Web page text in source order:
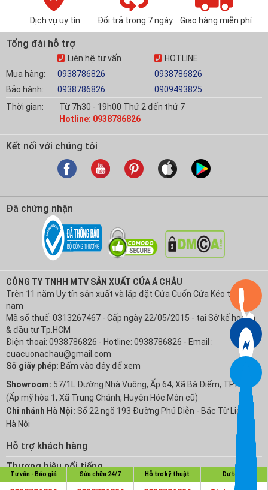
Dịch vụ uy tín Đổi trả trong 7 ngày Giao hàng miễn phí
Tổng đài hỗ trợ
Mua hàng:
Bảo hành:
Liên hệ tư vấn
0938786826
0938786826
HOTLINE
0938786826
0909493825
Thời gian:
Từ 7h30 - 19h00 Thứ 2 đến thứ 7
Hotline: 0938786826
Kết nối với chúng tôi
Đã chứng nhận
CÔNG TY TNHH MTV SẢN XUẤT CỬA Á CHÂU
Trên 11 năm Uy tín sản xuất và lắp đặt Cửa Cuốn Cửa Kéo tại Việt
nam
Mã số thuế: 0313267467 - Cấp ngày 22/05/2015 - tại Sở kế hoạch
& đầu tư Tp.HCM
Điện thoại: 0938786826 - Hotline: 0938786826 - Email :
cuacuonachau@gmail.com
Số giấy phép: Bấm vào đây để xem
Showroom: 57/1L Đường Nhà Vuông, Ấp 64, Xã Bà Điểm, TP.HCM
(Ấp mỹ hòa 1, Xã Trung Chánh, Huyện Hóc Môn cũ)
Chi nhánh Hà Nội: Số 22 ngõ 193 Đường Phú Diễn - Bắc Từ Liêm -
Hà Nội
Hỗ trợ khách hàng
Chính sách Bảo hành
Chính sách bảo mật thông tin
Thương hiệu nổi tiếng
Cửa Cuốn Austdoor
Về Cuacuonsg.com
Tư vấn - Báo giá Sửa chữa 24/7 Hỗ trợ kỹ thuật Dự toán